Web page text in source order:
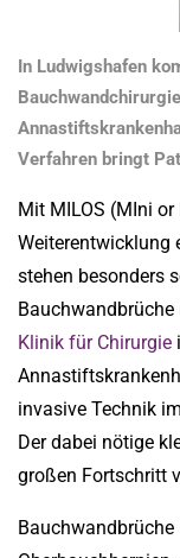
In Ludwigshafen
Verfahren bringt
Mit MILOS (MIni
Weiterentwicklung
stehen besonders
Klinik für Chirurgie
invasive Technik
Der dabei nötige
großen Fortschritt